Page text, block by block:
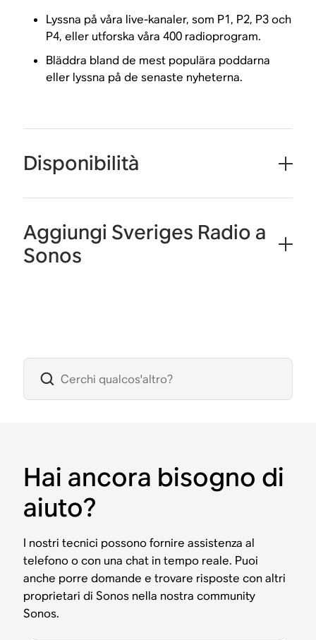
Lyssna på våra live-kanaler, som P1, P2, P3 och
P4, eller utforska våra 400 radioprogram.
Bläddra bland de mest populära poddarna
eller lyssna på de senaste nyheterna.
Disponibilità
Aggiungi Sveriges Radio a
Sonos
Hai ancora bisogno di
aiuto?
I nostri tecnici possono fornire assistenza al
telefono o con una chat in tempo reale. Puoi
anche porre domande e trovare risposte con altri
proprietari di Sonos nella nostra community
Sonos.